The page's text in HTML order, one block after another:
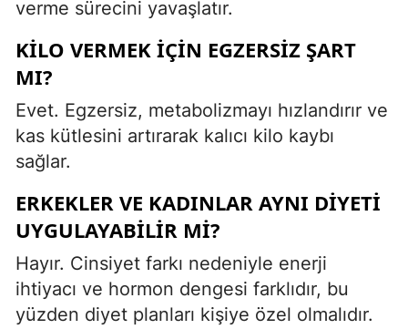
verme sürecini yavaşlatır.
KILO VERMEK İÇIN EGZERSIZ ŞART
MI?
Evet. Egzersiz, metabolizmayı hızlandırır ve
kas kütlesini artırarak kalıcı kilo kaybı
sağlar.
ERKEKLER VE KADINLAR AYNI DIYETI
UYGULAYABILIR MI?
Hayır. Cinsiyet farkı nedeniyle enerji
ihtiyacı ve hormon dengesi farklıdır, bu
yüzden diyet planları kişiye özel olmalıdır.